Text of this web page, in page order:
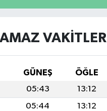
VAKITLERI
GÜNEŞ ÖĞLE
05:43 13:12
05:44 13:12